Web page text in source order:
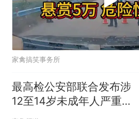
家禽搞笑事务所
最高检公安部联合发布涉
12至14岁未成年人严重暴
力犯罪新规：依法核准追